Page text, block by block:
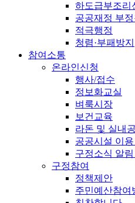
하도급부조리
공공재정 부
적극행정
청렴·부패방지
참여소통
온라인신청
행사/접수
정보화교실
벼룩시장
보건교육
라돈 및 실내
공공시설 이
구정소식 알림
구정참여
정책제안
주민예산참여